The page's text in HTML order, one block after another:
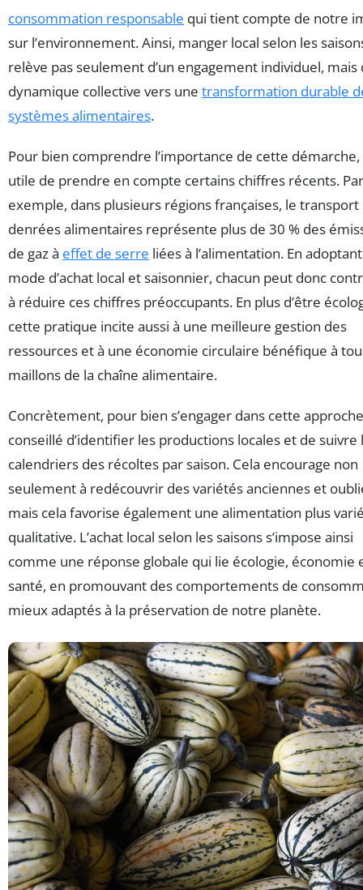
consommation responsable qui tient compte de notre
sur l’environnement. Ainsi, manger local selon les
relève pas seulement d’un engagement individuel, mais
dynamique collective vers une transformation durable
systèmes alimentaires.
Pour bien comprendre l’importance de cette démarche,
utile de prendre en compte certains chiffres récents. Par
exemple, dans plusieurs régions françaises, le transport
denrées alimentaires représente plus de 30 % des
de gaz à effet de serre liées à l’alimentation. En
mode d’achat local et saisonnier, chacun peut donc
à réduire ces chiffres préoccupants. En plus d’être
cette pratique incite aussi à une meilleure gestion des
ressources et à une économie circulaire bénéfique à
maillons de la chaîne alimentaire.
Concrètement, pour bien s’engager dans cette
conseillé d’identifier les productions locales et de suivre
calendriers des récoltes par saison. Cela encourage non
seulement à redécouvrir des variétés anciennes et
mais cela favorise également une alimentation plus
qualitative. L’achat local selon les saisons s’impose ainsi
comme une réponse globale qui lie écologie, économie
santé, en promouvant des comportements de
mieux adaptés à la préservation de notre planète.